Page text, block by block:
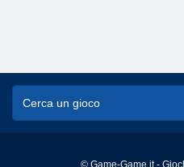
© Game-Game.it -